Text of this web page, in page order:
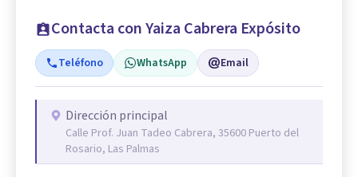
Contacta con Yaiza Cabrera Expósito
Teléfono WhatsApp Email
Dirección principal
Calle Prof. Juan Tadeo Cabrera, 35600 Puerto del
Rosario, Las Palmas